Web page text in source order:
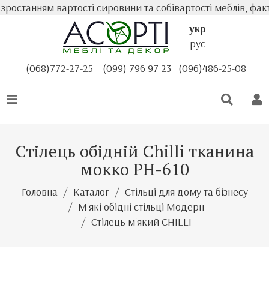
вартості сировини та собівартості меблів,
укр
рус
(068)772-27-25
(099) 796 97 23 (096)486-25-08
Стілець обідній Chilli тканина
мокко PH-610
Головна Каталог
Стільці для дому та бізнесу
М'які обідні стільці Модерн
Стілець м'який CHILLI